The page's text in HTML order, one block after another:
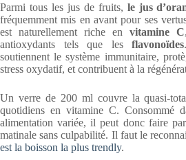
Parmi tous les jus de fruits, le jus
fréquemment mis en avant pour ses
est naturellement riche envitamine C
antioxydants tels que lesflavonoïdes
soutiennent le système immunitaire,
stress oxydatif, et contribuent à la
Un verre de 200 ml couvre la quasi-
quotidiens en vitamine C. Consommé
alimentation variée, il peut donc faire
matinale sans culpabilité. Il faut le
est la boisson la plus trendly.